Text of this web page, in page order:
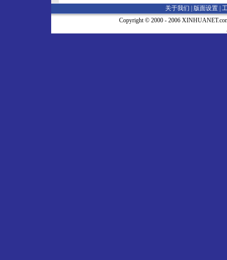
关于我们 | 版面设置
Copyright © 2000 - 2006